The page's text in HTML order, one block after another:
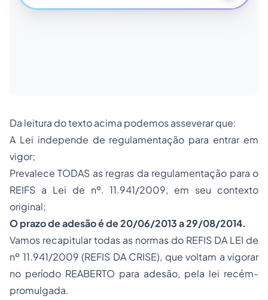
Da leitura do texto acima podemos asseverar que:
A Lei independe de regulamentação para entrar em
vigor;
Prevalece TODAS as regras da regulamentação para o
REIFS a Lei de nº. 11.941/2009, em seu contexto
original;
O prazo de adesão é de 20/06/2013 a 29/08/2014.
Vamos recapitular todas as normas do REFIS DA LEI de
nº 11.941/2009 (REFIS DA CRISE), que voltam a vigorar
no período REABERTO para adesão, pela lei recém-
promulgada.